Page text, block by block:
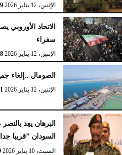
الإثنين، 12 يناير 2026
سفراء
الإثنين، 12 يناير 2026
الصومال ..إلغاء
الإثنين، 12 يناير 2026
البرهان يعِد
السودان ”قريبا
السبت، 10 يناير 2026